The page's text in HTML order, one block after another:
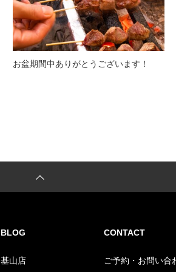
お盆期間中ありがとうございます！
BLOG
基山店
CONTACT
ご予約・お問い合